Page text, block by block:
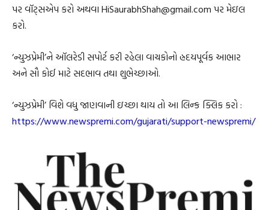
પર વૉટ્સએપ કરો અથવા HiSaurabhShah@gmail.com પર મેઇલ
કરો.
‘ન્યુઝપ્રેમી’ને ઑલરેડી સપોર્ટ કરી રહેલા વાચકોનો હ્રદયપૂર્વક આભાર
અને સૌ કોઈ માટે સદભાવ તથા શુભેચ્છાઓ.
‘ન્યુઝપ્રેમી’ વિશે વધુ જાણવાની ઇચ્છા થાય તો આ લિન્ક ક્લિક કરો :
https://www.newspremi.com/gujarati/support-newspremi/